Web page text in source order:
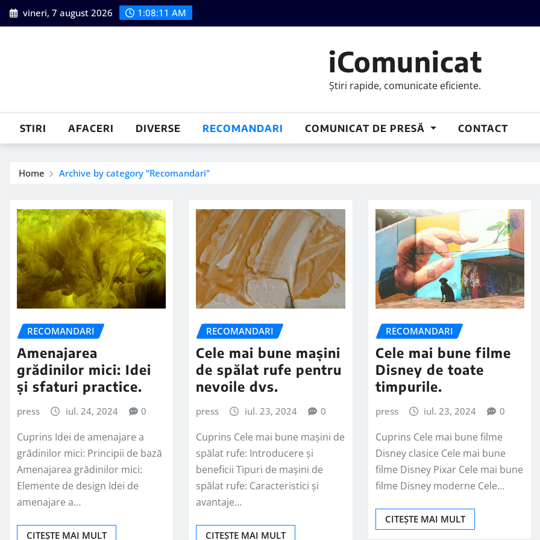
Skip
to
vineri, 7 august 2026 1:08:12 AM
iComunicat
Știri rapide, comunicate eficiente.
STIRI AFACERI DIVERSE RECOMANDARI COMUNICAT DE PRESĂ CONTACT
Home Archive by category "Recomandari"
RECOMANDARI
Amenajarea
grădinilor mici: Idei
și sfaturi practice.
press iul. 24, 2024 0
Cuprins Idei de amenajare a
grădinilor mici: Principii de bază
Amenajarea grădinilor mici:
Elemente de design Idei de
amenajare a…
CITEȘTE MAI MULT
RECOMANDARI
Cele mai bune mașini
de spălat rufe pentru
nevoile dvs.
press iul. 23, 2024 0
Cuprins Cele mai bune mașini de
spălat rufe: Introducere și
beneficii Tipuri de mașini de
spălat rufe: Caracteristici și
avantaje…
CITEȘTE MAI MULT
RECOMANDARI
Cele mai bune filme
Disney de toate
timpurile.
press iul. 23, 2024 0
Cuprins Cele mai bune filme
Disney clasice Cele mai bune
filme Disney Pixar Cele mai bune
filme Disney moderne Cele…
CITEȘTE MAI MULT